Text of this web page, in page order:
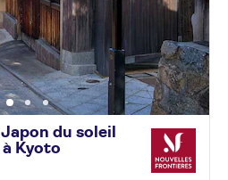
du soleil
Kyoto